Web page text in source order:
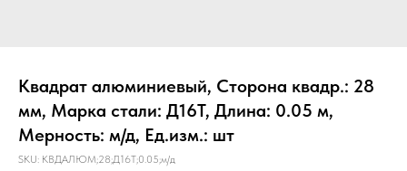
Квадрат алюминиевый, Сторона квадр.: 28
мм, Марка стали: Д16Т, Длина: 0.05 м,
Мерность: м/д, Ед.изм.: шт
SKU: КВДАЛЮМ;28;Д16Т;0.05;м/д